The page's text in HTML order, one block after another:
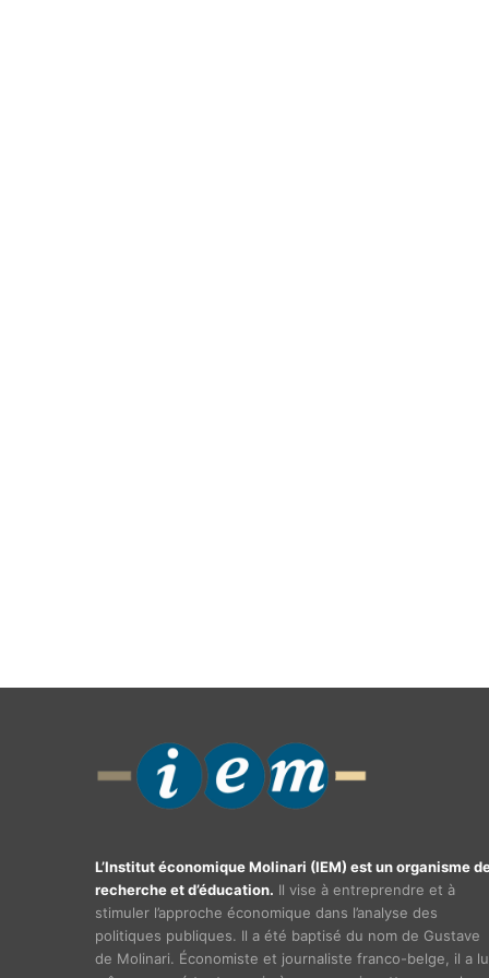
L’Institut économique Molinari (IEM) est un organisme
recherche et d’éducation. Il vise à entreprendre et à
stimuler l’approche économique dans l’analyse des
politiques publiques. Il a été baptisé du nom de Gustave
de Molinari. Économiste et journaliste franco-belge, il a